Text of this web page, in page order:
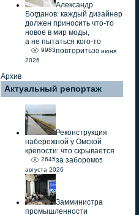
Александр
Богданов: каждый дизайнер
должен приносить что-то
новое в мир моды,
а не пытаться кого-то
повторить
9983
30 июня
2026
Архив
Актуальный репортаж
Реконструкция
набережной у Омской
крепости: что скрывается
за забором
2645
05
августа 2026
Замминистра
промышленности